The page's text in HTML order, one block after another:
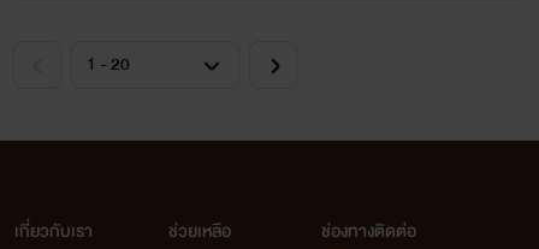
เกี่ยวกับเรา
ช่วยเหลือ
ช่องทางติดต่อ